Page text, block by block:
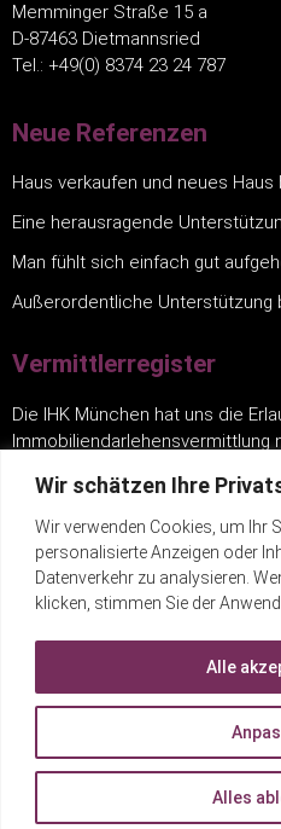
Wir schätzen Ihre
Wir verwenden Cookies, um Ihr
personalisierte Anzeigen oder
Datenverkehr zu analysieren.
klicken, stimmen Sie der
Alles
Alle
Memminger Straße 15 a
D-87463 Dietmannsried
Tel.: +49(0) 8374 23 24 787
Neue Referenzen
Haus verkaufen und neues Haus
Eine herausragende
Man fühlt sich einfach gut
Außerordentliche Unterstützung
Vermittlerregister
Die IHK München hat uns die
Immobiliendarlehensvermittlung
Links
Impressum
lobpreiskonzerte-